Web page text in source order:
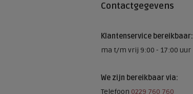
Contactgegevens
Klantenservice bereikbaar:
ma t/m vrij 9:00 - 17:00 uur
We zijn bereikbaar via:
Telefoon 0229 760 760